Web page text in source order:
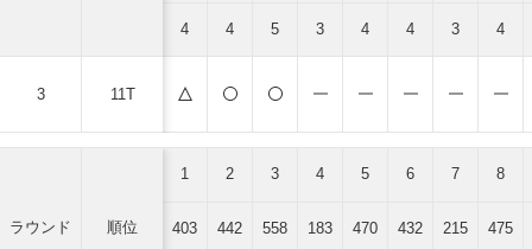
3 11T
4 4 5 3 4 4 3 4
ラウンド 順位
1 2 3 4 5 6 7 8
403 442 558 183 470 432 215 475